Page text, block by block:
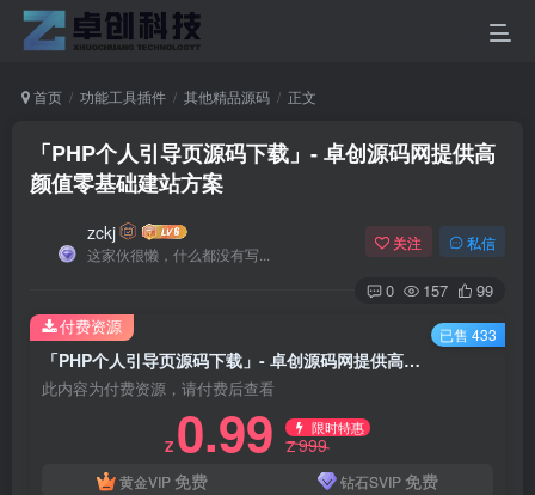
首页 功能工具插件 其他精品源码 正文
「PHP个人引导页源码下载」- 卓创源码网提供高
颜值零基础建站方案
zckj
这家伙很懒，什么都没有写...
关注 私信
0 157 99
「PHP个人引导页源码下载」- 卓创源码网提供高颜值零基础建站方案
此内容为付费资源，请付费后查看
Z 0.99 限时特惠
Z999
黄金VIP 免费 钻石SVIP 免费
付费资源 已售 433